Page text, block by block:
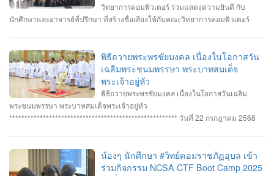
วิทยาการคอมพิวเตอร์ ร่วมแสดงความยินดี กับ
นักศึกษาและอาจารย์ที่ปรึกษา ที่สร้างชื่อเสียงให้กับคณะวิทยาการคอมพิวเตอร์
ปลอดภัยทางไซเบอร์ IT RERU CYBER HACKATHON#1 2025 ภายใต้โครงการ
“เปิดโลกวิชาการ 25 ปี มหาวิทยาลัยราชภัฏร้อยเอ็ด” วันที่ 7-8 กรกฎาคม 2568 รุ่น
Senior #รางวัลชนะเลิศ ทีม Don’t know Everything นายชัยวัฒน์ ชัยฤทธิ์ นาย
อาทิตย์ สายกนก นายสุริยา ขันทา ทำคะแนนได้สูงสุด 2260 คะแนน #รางวัลรอง
ชนะเลิศอันดับที่_1 ทีม MVP นายอัมรินทร์ จำปาหอม นายนวพงษ์ ธรรมสัตย์ นายวี
รพงษ์ โสระธิ ทำคะแนนได้ 1310 คะแนน #รางวัลรองชนะเลิศอันดับที่_2 ทีม
รัตนภักดี MR. SENG SOPHIN นายศตวรรษ วิลามาตย์ ทำคะแนนได้ 500 คะแนน
จบที่อันดับ 9 จาก 13 ทีมที่เข้าร่วมแข่งขันในครั้งนี้ RERU CYBER
พิธีถวายพระพรชัยมงคล เนื่องในโอกาสวัน
เฉลิมพระชนมพรรษา พระบาทสมเด็จ
พระเจ้าอยู่หัว
พิธีถวายพระพรชัยมงคล เนื่องในโอกาสวันเฉลิม
พระชนมพรรษา พระบาทสมเด็จพระเจ้าอยู่หัว
******************************************************* วันที่ 22 กรกฎาคม 2568
พระเจ้าอยู่หัว เนื่องในโอกาสมหามงคลเฉลิมพระชนมพรรษา 28 กรกฎาคม 2568 ณ
หอประชุมไพรพะยอม มหาวิทยาลัยราชภัฏอุบลราชธานี โดยมีท่าน รอง
น้องๆ นักศึกษา #วิทย์คอมราชภัฏอุบล เข้า
ร่วมกิจกรรม NCSA CTF Boot Camp 2025